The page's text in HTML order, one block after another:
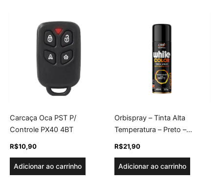
Carcaça Oca PST P/
Controle PX40 4BT
R$10,90
Adicionar ao carrinho
Orbispray – Tinta Alta
Temperatura – Preto –
340ml/220g – Orbi
R$21,90
Adicionar ao carrinho